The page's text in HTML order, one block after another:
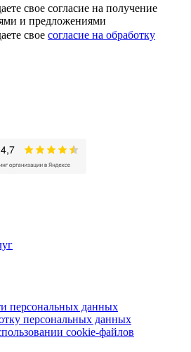
свое согласие на получение
и предложениями
свое согласие на обработку
персональных данных
персональных данных
cookie-файлов